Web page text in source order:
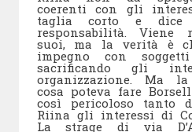
coerenti con gli
taglia corto e dice
responsabilità. Viene
suoi, ma la verità è
impegno con
sacrificando gli
organizzazione. Ma
cosa poteva fare
così pericoloso tanto
Riina gli interessi di
La strage di via